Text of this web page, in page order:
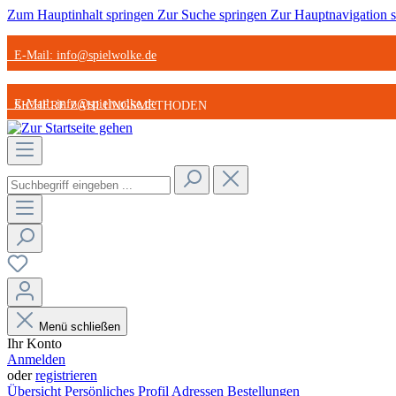
Zum Hauptinhalt springen Zur Suche springen Zur Hauptnavigation
E-Mail: info@spielwolke.de
SICHERE ZAHLUNGSMETHODEN
STARK REDUZIERTE ARTIKEL
GÜNSTIGER VERSAND
E-Mail: info@spielwolke.de
SICHERE ZAHLUNGSMETHODEN
STARK REDUZIERTE ARTIKEL
GÜNSTIGER VERSAND
Menü schließen
Ihr Konto
Anmelden
oderregistrieren
Übersicht Persönliches Profil Adressen Bestellungen